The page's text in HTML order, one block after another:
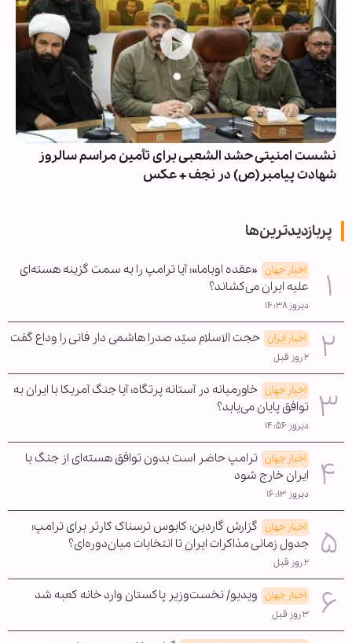
نشست امنیتی حشد الشعبی برای تأمین مراسم سالروز
شهادت پیامبر(ص) در نجف + عکس
پربازدیدترین‌ها
اخبار جهان «عقده اوباما»؛ آیا ترامپ را به سمت گزینه هسته‌ای
علیه ایران می‌کشاند؟
دیروز ۱۶:۳۸
اخبار ایران حجت الاسلام سیّد صدرا هاشمی دار فانی را وداع گفت
۲ روز قبل
اخبار جهان خاورمیانه در آستانه پرتگاه؛ آیا جنگ آمریکا با ایران به
توافق پایان می‌یابد؟
دیروز ۱۴:۵۶
اخبار جهان ترامپ حاضر است بدون توافق هسته‌ای از جنگ با
ایران خارج شود
دیروز ۱۶:۱۳
اخبار جهان گزارش گاردین: کابوس ترسناک کارتر برای ترامپ؛
جدول زمانی مذاکرات ایران تا انتخابات میان‌دوره‌ای؟
۲ روز قبل
اخبار جهان ویدیو/ نخست‌وزیر پاکستان وارد خانه کعبه شد
۳ روز قبل